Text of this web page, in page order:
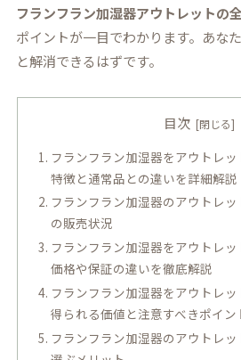
フランフラン加湿器アウトレットの
ポイントが一目でわかります。あな
と解消できるはずです。
目次
フランフラン加湿器をアウトレ
特徴と通常品との違いを詳細解説
フランフラン加湿器のアウトレ
の販売状況
フランフラン加湿器をアウトレ
価格や保証の違いを徹底解説
フランフラン加湿器をアウトレ
得られる価値と注意すべきポイン
フランフラン加湿器のアウトレ